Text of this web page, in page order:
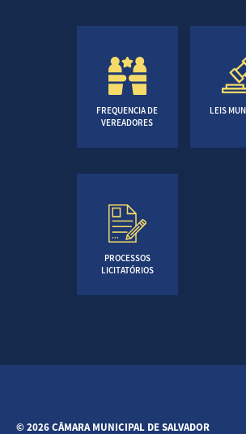
FREQUENCIA DE
VEREADORES
LEIS
PROCESSOS
LICITATÓRIOS
© 2026 CÂMARA MUNICIPAL DE SALVADOR